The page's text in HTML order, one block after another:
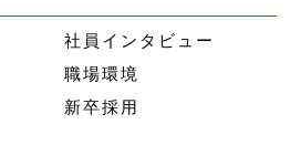
社員インタビュー
職場環境
新卒採用